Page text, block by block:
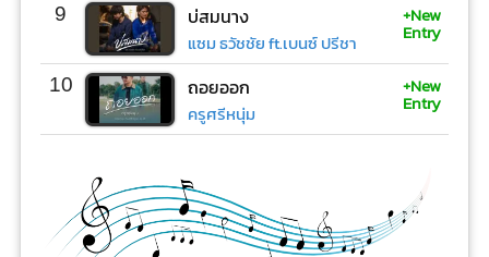
9 บ่สมนาง
แซม ธวัชชัย ft.เบนซ์ ปรีชา
+New
Entry
10 ถอยออก
ครูศรีหนุ่ม
+New
Entry